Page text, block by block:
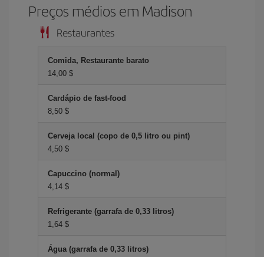
Preços médios em Madison
Restaurantes
Comida, Restaurante barato
14,00 $
Cardápio de fast-food
8,50 $
Cerveja local (copo de 0,5 litro ou pint)
4,50 $
Capuccino (normal)
4,14 $
Refrigerante (garrafa de 0,33 litros)
1,64 $
Água (garrafa de 0,33 litros)